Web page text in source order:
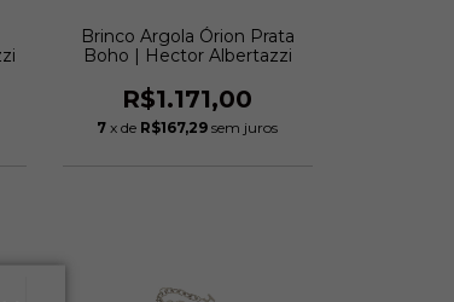
Brinco Argola Órion Prata
Boho | Hector Albertazzi
R$1.171,00
7 x de R$167,29 sem juros